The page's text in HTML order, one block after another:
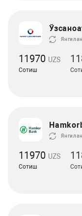
11970 UZS
Сотиш
11970 UZS
Сотиш